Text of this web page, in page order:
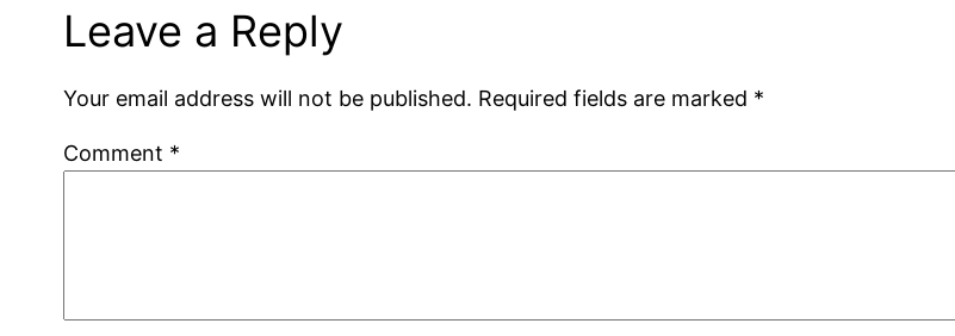
Leave a Reply
Your email address will not be published. Required fields are marked *
Comment *